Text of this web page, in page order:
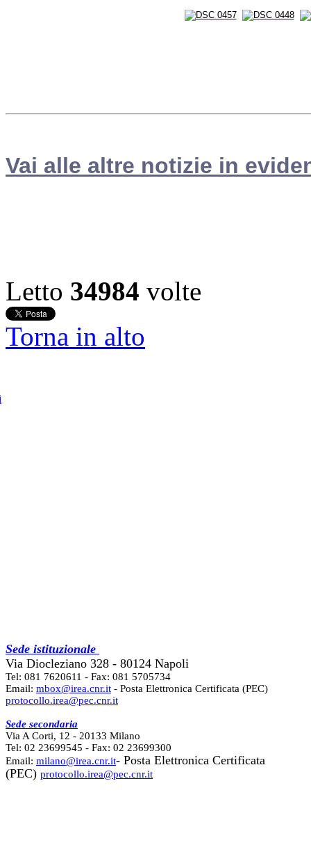
Vai alle altre notizie in
Letto 34984 volte
Torna in alto
Sede istituzionale
Via Diocleziano 328 - 80124 Napoli
Tel: 081 7620611 - Fax: 081 5705734
Email: mbox@irea.cnr.it - Posta Elettronica Certificata (PEC)
protocollo.irea@pec.cnr.it
Sede secondaria
Via A Corti, 12 - 20133 Milano
Tel: 02 23699545 - Fax: 02 23699300
Email: milano@irea.cnr.it- Posta Elettronica Certificata
(PEC) protocollo.irea@pec.cnr.it